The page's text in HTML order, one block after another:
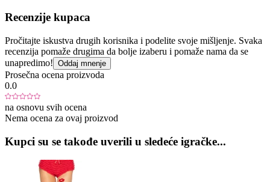
Recenzije kupaca
Pročitajte iskustva drugih korisnika i podelite svoje mišljenje. Svaka
recenzija pomaže drugima da bolje izaberu i pomaže nama da se
unapredimo! Oddaj mnenje
Prosečna ocena proizvoda
0.0
na osnovu svih ocena
Nema ocena za ovaj proizvod
Kupci su se takođe uverili u sledeće igračke...